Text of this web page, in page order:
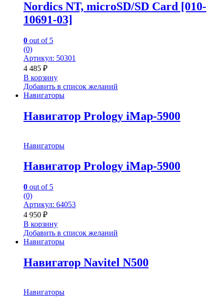
Nordics NT, microSD/SD Card [010-
10691-03]
0 out of 5
(0)
Артикул: 50301
4 485 ₽
В корзину
Добавить в список желаний
Навигаторы
Навигатор Prology iMap-5900
Навигаторы
Навигатор Prology iMap-5900
0 out of 5
(0)
Артикул: 64053
4 950 ₽
В корзину
Добавить в список желаний
Навигаторы
Навигатор Navitel N500
Навигаторы